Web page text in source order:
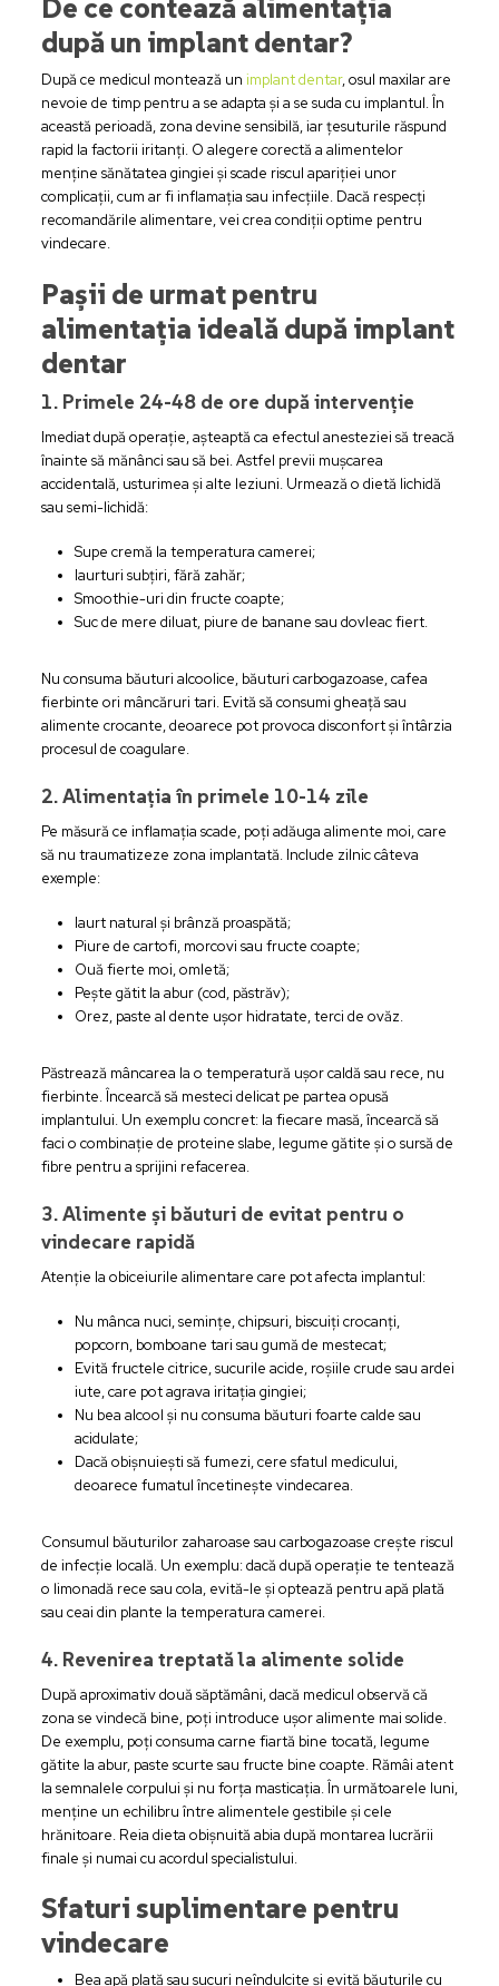
De ce contează alimentația
după un implant dentar?
După ce medicul montează un implant dentar, osul maxilar are
nevoie de timp pentru a se adapta și a se suda cu implantul. În
această perioadă, zona devine sensibilă, iar țesuturile răspund
rapid la factorii iritanți. O alegere corectă a alimentelor
menține sănătatea gingiei și scade riscul apariției unor
complicații, cum ar fi inflamația sau infecțiile. Dacă respecți
recomandările alimentare, vei crea condiții optime pentru
vindecare.
Pașii de urmat pentru
alimentația ideală după implant
dentar
1. Primele 24-48 de ore după intervenție
Imediat după operație, așteaptă ca efectul anesteziei să treacă
înainte să mănânci sau să bei. Astfel previi mușcarea
accidentală, usturimea și alte leziuni. Urmează o dietă lichidă
sau semi-lichidă:
Supe cremă la temperatura camerei;
Iaurturi subțiri, fără zahăr;
Smoothie-uri din fructe coapte;
Suc de mere diluat, piure de banane sau dovleac fiert.
Nu consuma băuturi alcoolice, băuturi carbogazoase, cafea
fierbinte ori mâncăruri tari. Evită să consumi gheață sau
alimente crocante, deoarece pot provoca disconfort și întârzia
procesul de coagulare.
2. Alimentația în primele 10-14 zile
Pe măsură ce inflamația scade, poți adăuga alimente moi, care
să nu traumatizeze zona implantată. Include zilnic câteva
exemple:
Iaurt natural și brânză proaspătă;
Piure de cartofi, morcovi sau fructe coapte;
Ouă fierte moi, omletă;
Pește gătit la abur (cod, păstrăv);
Orez, paste al dente ușor hidratate, terci de ovăz.
Păstrează mâncarea la o temperatură ușor caldă sau rece, nu
fierbinte. Încearcă să mesteci delicat pe partea opusă
implantului. Un exemplu concret: la fiecare masă, încearcă să
faci o combinație de proteine slabe, legume gătite și o sursă de
fibre pentru a sprijini refacerea.
3. Alimente și băuturi de evitat pentru o
vindecare rapidă
Atenție la obiceiurile alimentare care pot afecta implantul:
Nu mânca nuci, semințe, chipsuri, biscuiți crocanți,
popcorn, bomboane tari sau gumă de mestecat;
Evită fructele citrice, sucurile acide, roșiile crude sau ardei
iute, care pot agrava iritația gingiei;
Nu bea alcool și nu consuma băuturi foarte calde sau
acidulate;
Dacă obișnuiești să fumezi, cere sfatul medicului,
deoarece fumatul încetinește vindecarea.
Consumul băuturilor zaharoase sau carbogazoase crește riscul
de infecție locală. Un exemplu: dacă după operație te tentează
o limonadă rece sau cola, evită-le și optează pentru apă plată
sau ceai din plante la temperatura camerei.
4. Revenirea treptată la alimente solide
După aproximativ două săptămâni, dacă medicul observă că
zona se vindecă bine, poți introduce ușor alimente mai solide.
De exemplu, poți consuma carne fiartă bine tocată, legume
gătite la abur, paste scurte sau fructe bine coapte. Rămâi atent
la semnalele corpului și nu forța masticația. În următoarele luni,
menține un echilibru între alimentele gestibile și cele
hrănitoare. Reia dieta obișnuită abia după montarea lucrării
finale și numai cu acordul specialistului.
Sfaturi suplimentare pentru
vindecare
Bea apă plată sau sucuri neîndulcite și evită băuturile cu